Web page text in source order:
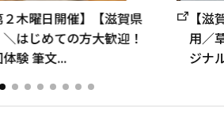
２木曜日開催】【滋賀県
はじめての方大歓迎！
験 筆文...
【
用／
ジナ